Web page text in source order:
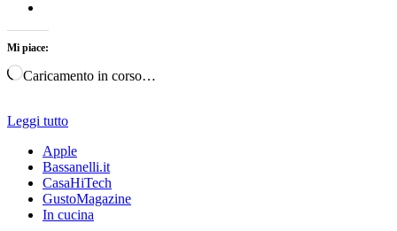
Mi piace:
Caricamento in corso…
Leggi tutto
Apple
Bassanelli.it
CasaHiTech
GustoMagazine
In cucina